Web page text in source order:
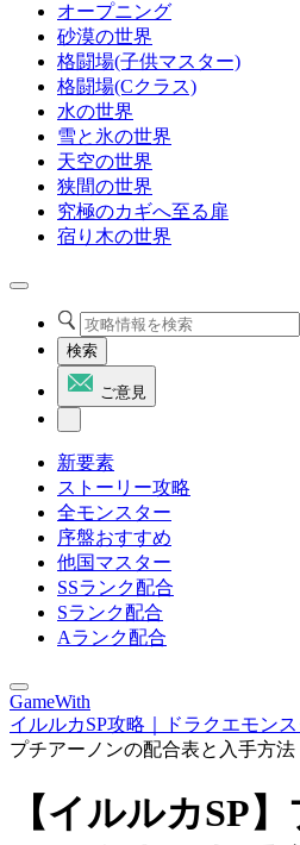
オープニング
砂漠の世界
格闘場(子供マスター)
格闘場(Cクラス)
水の世界
雪と氷の世界
天空の世界
狭間の世界
究極のカギへ至る扉
宿り木の世界
検索
ご意見
新要素
ストーリー攻略
全モンスター
序盤おすすめ
他国マスター
SSランク配合
Sランク配合
Aランク配合
GameWith
イルルカSP攻略｜ドラクエモン
プチアーノンの配合表と入手方法
【イルルカSP